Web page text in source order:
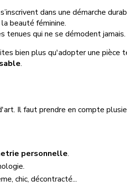
dans une démarche
beauté féminine.
tenues qui ne se démodent jamais.
bien plus qu'adopter une
.
Il faut prendre en compte
personnelle.
chic, décontracté...